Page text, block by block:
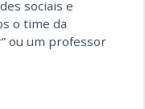
sociais e
o time da
ou um professor